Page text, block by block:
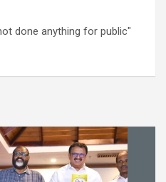
done anything for public"